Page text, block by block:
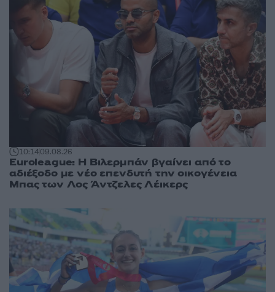
10:1409.08.26
Euroleague: Η Βιλερμπάν βγαίνει από το
αδιέξοδο με νέο επενδυτή την οικογένεια
Μπας των Λος Άντζελες Λέικερς